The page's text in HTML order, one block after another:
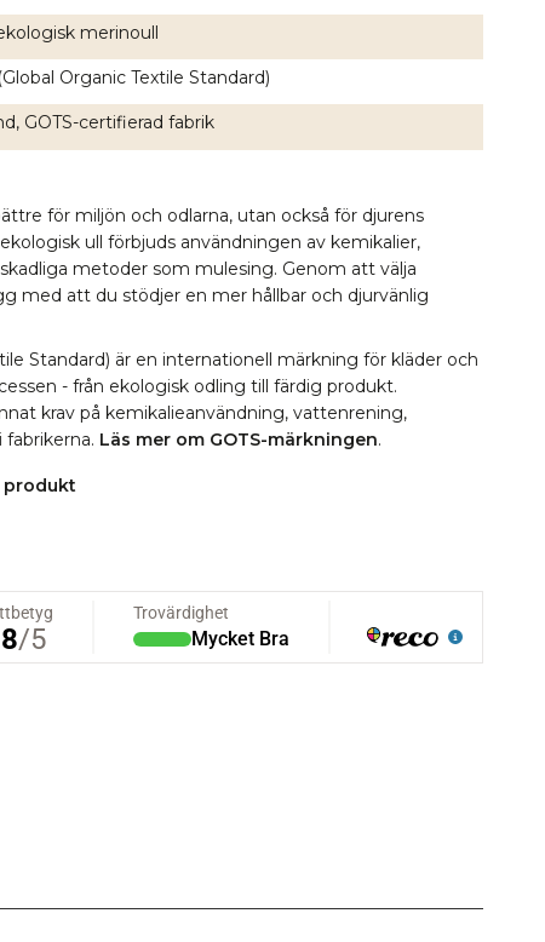
merinoull
Organic Textile Standard)
GOTS-certifierad fabrik
för miljön och odlarna, utan också för djurens
ull förbjuds användningen av kemikalier,
metoder som mulesing. Genom att välja
med att du stödjer en mer hållbar och djurvänlig
Standard) är en internationell märkning för kläder och
- från ekologisk odling till färdig produkt.
krav på kemikalieanvändning, vattenrening,
Läs mer om GOTS-märkningen.
produkt